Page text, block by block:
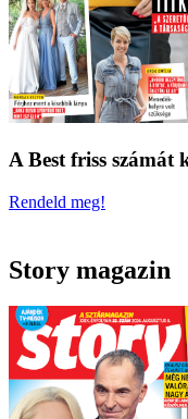
A Best friss számát
Rendeld meg!
Story magazin